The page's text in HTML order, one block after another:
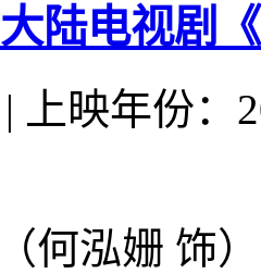
陆电视剧
|
上映年份：
泓姗 饰）